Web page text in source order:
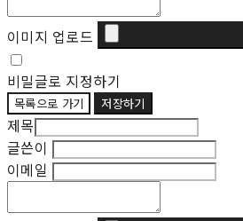
이미지 업로드
비밀글로 지정하기
목록으로 가기 저장하기
제목
글쓴이
이메일